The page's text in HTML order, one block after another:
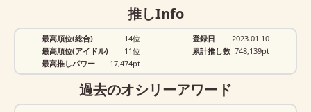
推しInfo
最高順位(総合)
14位
最高順位(アイドル)
11位
最高推しパワー
17,474pt
登録日
2023.01.10
累計推し数 748,139pt
過去のオシリーアワード